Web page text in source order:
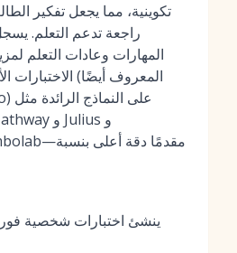
تكوينية، مما يجعل تفكير
راجعة تدعم التعلم.
المهارات وعادات التعلم
الاختبارات
ينشئ اختبارات شخصية